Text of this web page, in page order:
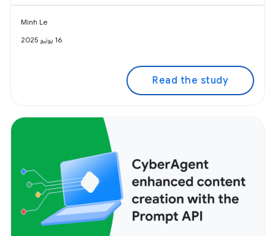
Minh Le
16 يونيو 2025
Read the study